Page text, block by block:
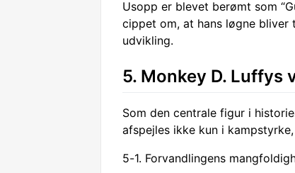
Usopp er blevet berømt som
cippet om, at hans løgne bliver
udvikling.
5. Monkey D. Luffys
Som den centrale figur i
afspejles ikke kun i
5-1. Forvandlingens